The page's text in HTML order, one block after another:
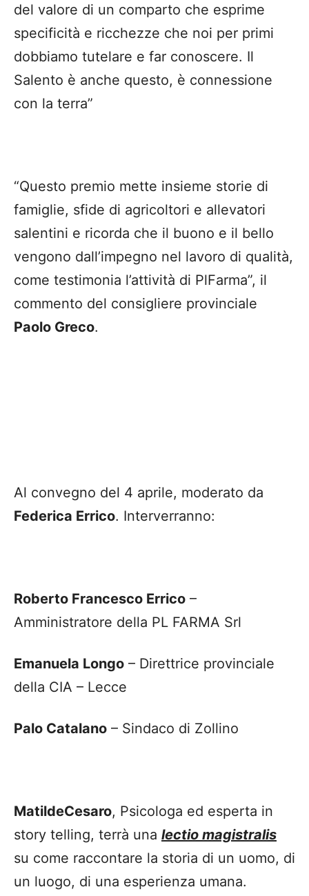
del valore di un comparto che esprime
specificità e ricchezze che noi per primi
dobbiamo tutelare e far conoscere. Il
Salento è anche questo, è connessione
con la terra”
“Questo premio mette insieme storie di
famiglie, sfide di agricoltori e allevatori
salentini e ricorda che il buono e il bello
vengono dall’impegno nel lavoro di qualità,
come testimonia l’attività di PlFarma”, il
commento del consigliere provinciale
Paolo Greco.
Al convegno del 4 aprile, moderato da
Federica Errico. Interverranno:
Roberto Francesco Errico –
Amministratore della PL FARMA Srl
Emanuela Longo – Direttrice provinciale
della CIA – Lecce
Palo Catalano – Sindaco di Zollino
MatildeCesaro, Psicologa ed esperta in
story telling, terrà una lectio magistralis
su come raccontare la storia di un uomo, di
un luogo, di una esperienza umana.